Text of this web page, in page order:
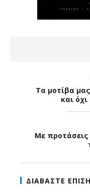
Τα μοτίβα
και
Με προτάσεις
ΔΙΑΒΑΣΤΕ